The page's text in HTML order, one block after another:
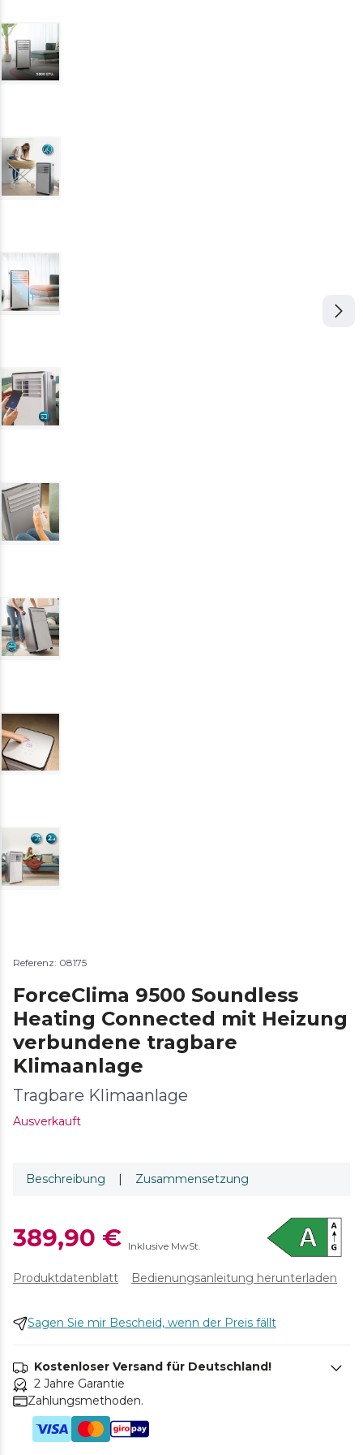
Referenz: 08175
ForceClima 9500 Soundless
Heating Connected mit Heizung
verbundene tragbare
Klimaanlage
Tragbare Klimaanlage
Ausverkauft
Beschreibung | Zusammensetzung
389,90 € Inklusive MwSt.
Produktdatenblatt Bedienungsanleitung herunterladen
Sagen Sie mir Bescheid, wenn der Preis fällt
Kostenloser Versand für Deutschland!
2 Jahre Garantie
Zahlungsmethoden.